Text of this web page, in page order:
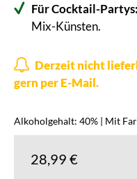
Für Cocktail-Partys:
Mix-Künsten.
Derzeit nicht
gern per E-Mail.
Alkoholgehalt: 40% | Mit
28,99 €